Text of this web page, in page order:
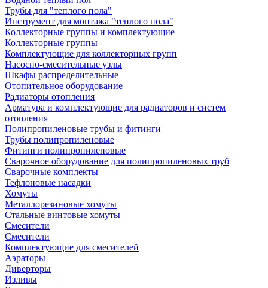
Трубы для "теплого пола"
Инструмент для монтажа "теплого пола"
Коллекторные группы и комплектующие
Коллекторные группы
Комплектующие для коллекторных групп
Насосно-смесительные узлы
Шкафы распределительные
Отопительное оборудование
Радиаторы отопления
Арматура и комплектующие для радиаторов и систем
отопления
Полипропиленовые трубы и фитинги
Трубы полипропиленовые
Фитинги полипропиленовые
Сварочное оборудование для полипропиленовых труб
Сварочные комплекты
Тефлоновые насадки
Хомуты
Металлорезиновые хомуты
Стальные винтовые хомуты
Смесители
Смесители
Комплектующие для смесителей
Аэраторы
Диверторы
Изливы